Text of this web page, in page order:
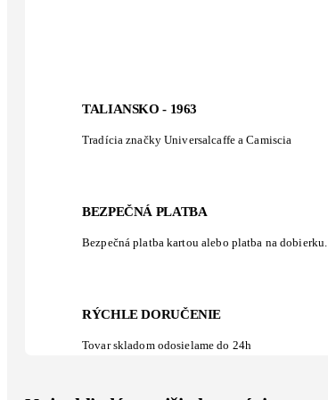
TALIANSKO - 1963
Tradícia značky Universalcaffe a Camiscia
BEZPEČNÁ PLATBA
Bezpečná platba kartou alebo platba na dobierku.
RÝCHLE DORUČENIE
Tovar skladom odosielame do 24h